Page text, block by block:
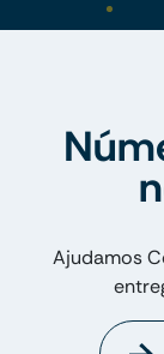
Ajudamos